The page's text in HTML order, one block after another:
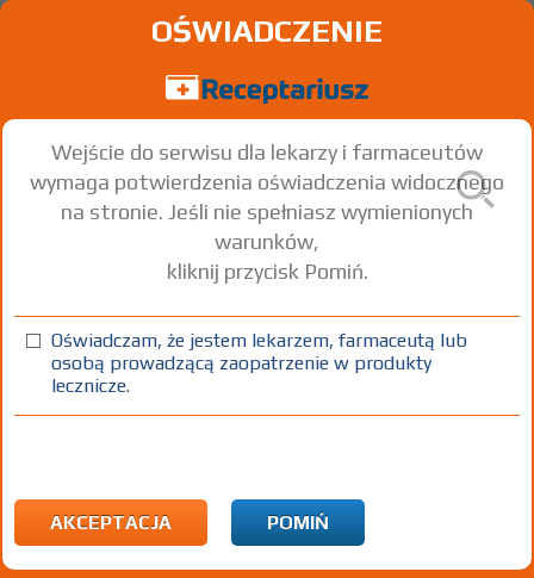
Iomeprol
inj. [roztw.] 350 mg/ml 1 but. 100 ml
100%
OŚWIADCZENIE
Wejście do serwisu dla lekarzy i farmaceutów
wymaga potwierdzenia oświadczenia widocznego
na stronie. Jeśli nie spełniasz wymienionych
warunków,
kliknij przycisk Pomiń.
Oświadczam, że jestem lekarzem, farmaceutą lub
osobą prowadzącą zaopatrzenie w produkty
lecznicze.
AKCEPTACJA POMIŃ